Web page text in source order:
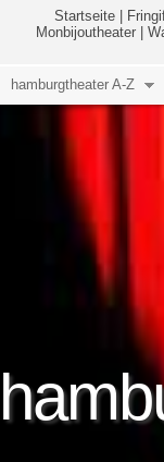
Startseite
Monbijoutheater
hamburgtheater A-Z